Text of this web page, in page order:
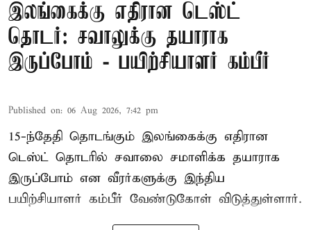
இலங்கைக்கு எதிரான டெஸ்ட்
தொடர்: சவாலுக்கு தயாராக
இருப்போம் - பயிற்சியாளர் கம்பீர்
Published on: 06 Aug 2026, 7:42 pm
15-ந்தேதி தொடங்கும் இலங்கைக்கு எதிரான
டெஸ்ட் தொடரில் சவாலை சமாளிக்க தயாராக
இருப்போம் என வீரர்களுக்கு இந்திய
பயிற்சியாளர் கம்பீர் வேண்டுகோள் விடுத்துள்ளார்.